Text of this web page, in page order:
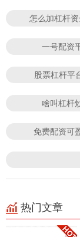
怎么加杠杆
一号配资
股票杠杆平
啥叫杠杆
免费配资可
热门文章